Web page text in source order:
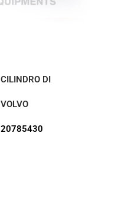
CILINDRO DI
CABINA
VOLVO
20785430